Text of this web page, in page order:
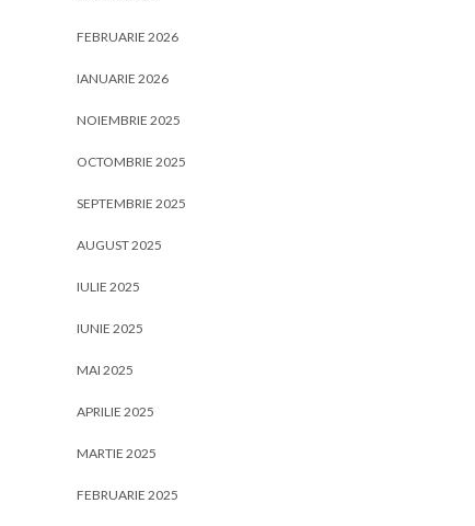
FEBRUARIE 2026
IANUARIE 2026
NOIEMBRIE 2025
OCTOMBRIE 2025
SEPTEMBRIE 2025
AUGUST 2025
IULIE 2025
IUNIE 2025
MAI 2025
APRILIE 2025
MARTIE 2025
FEBRUARIE 2025